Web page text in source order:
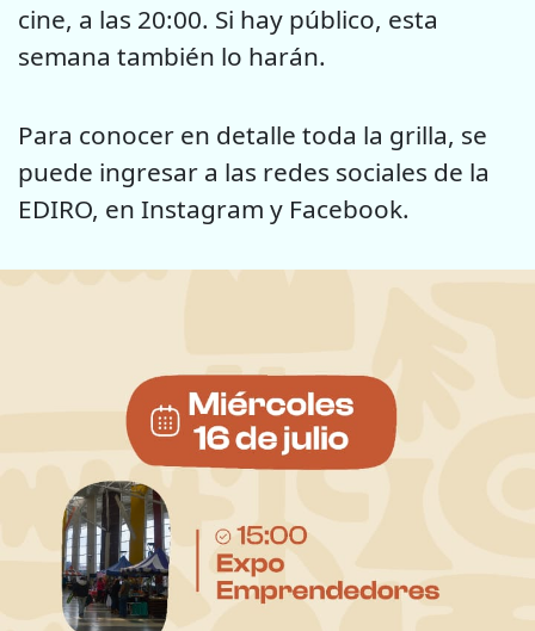
cine, a las 20:00. Si hay público, esta
semana también lo harán.
Para conocer en detalle toda la grilla, se
puede ingresar a las redes sociales de la
EDIRO, en Instagram y Facebook.